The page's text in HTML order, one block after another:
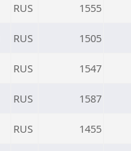
RUS 1555
RUS 1505
RUS 1547
RUS 1587
RUS 1455